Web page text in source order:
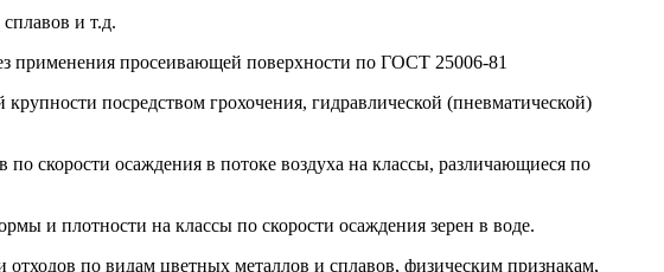
и т.д.
применения просеивающей поверхности по ГОСТ 25006-81
посредством грохочения, гидравлической (пневматической)
скорости осаждения в потоке воздуха на классы, различающиеся по
и плотности на классы по скорости осаждения зерен в воде.
отходов по видам цветных металлов и сплавов, физическим признакам,